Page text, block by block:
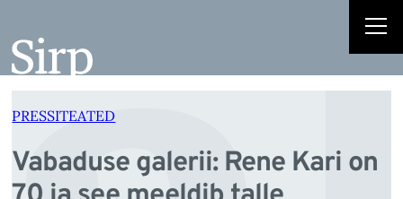
juurde
PRESSITEATED
Vabaduse galerii: Rene Kari on